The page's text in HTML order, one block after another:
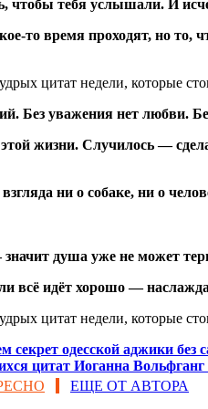
чтобы тебя услышали. И
то время проходят, но то,
Без уважения нет любви.
жизни. Случилось —
взгляда ни о собаке, ни о
душа уже не может
всё идёт хорошо —
секрет одесской аджики без
цитат Иоганна Вольфганг
ЕЩЕ ОТ АВТОРА